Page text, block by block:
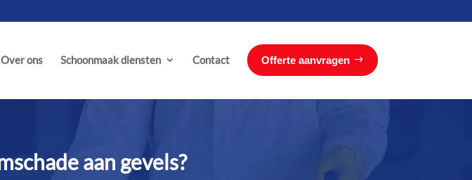
Over ons Schoonmaak diensten Contact Offerte aanvragen
aan gevels?